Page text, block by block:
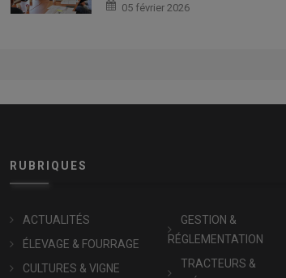
05 février 2026
RUBRIQUES
ACTUALITÉS
ÉLEVAGE & FOURRAGE
CULTURES & VIGNE
GESTION &
RÉGLEMENTATION
TRACTEURS &